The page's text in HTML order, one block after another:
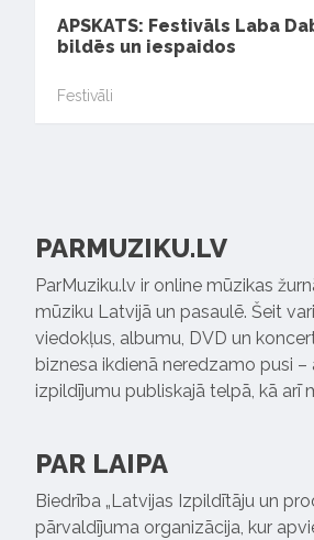
APSKATS: Festivāls Laba
bildēs un iespaidos
Festivāli
PARMUZIKU.LV
ParMuziku.lv ir online mūzikas
mūziku Latvijā un pasaulē. Šeit
viedokļus, albumu, DVD un
biznesa ikdienā neredzamo pusi
izpildījumu publiskajā telpā, kā arī
PAR LAIPA
Biedrība „Latvijas Izpildītāju un
pārvaldījuma organizācija, kur